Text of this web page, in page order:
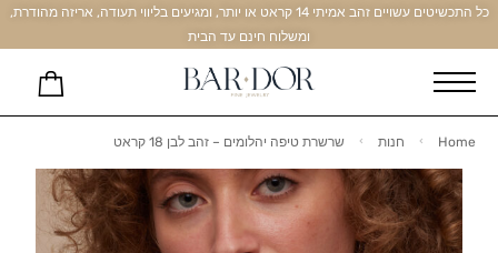
כל התכשיטים עשויים זהב אמיתי 14 קראט או יותר, ומגיעים בליווי תעודה, אריזה מהודרת,
ומשלוח חינם עד הבית
Home חנות שרשרת טיפה יהלומים – זהב לבן 18 קראט